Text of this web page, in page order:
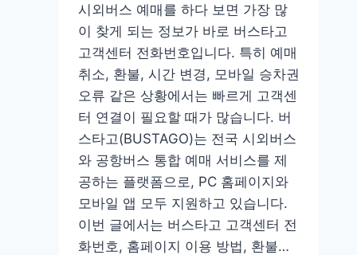
법
어
플
한
도
사
이
트
아
이
폰
시외버스 예매를 하다 보면 가장 많
이 찾게 되는 정보가 바로 버스타고
고객센터 전화번호입니다. 특히 예매
취소, 환불, 시간 변경, 모바일 승차권
오류 같은 상황에서는 빠르게 고객센
터 연결이 필요할 때가 많습니다. 버
스타고(BUSTAGO)는 전국 시외버스
와 공항버스 통합 예매 서비스를 제
공하는 플랫폼으로, PC 홈페이지와
모바일 앱 모두 지원하고 있습니다.
이번 글에서는 버스타고 고객센터 전
화번호, 홈페이지 이용 방법, 환불…